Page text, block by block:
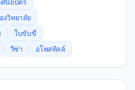
งวิทยาลัย
ใบขับขี่
วีซ่า อโพสทิลล์